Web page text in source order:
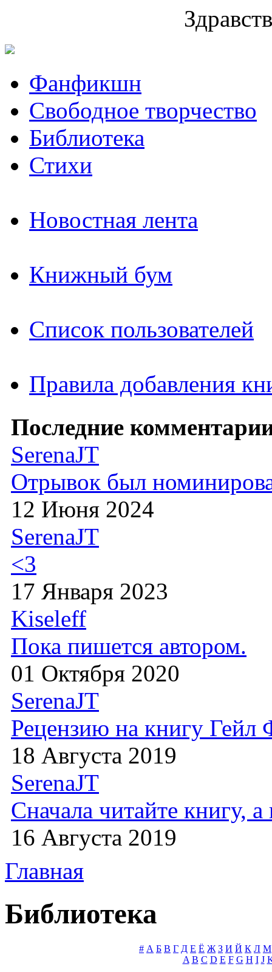
Фанфикшн
Свободное творчество
Библиотека
Стихи
Новостная лента
Книжный бум
Список пользователей
Правила добавления
Последние
SerenaJT
Отрывок был
12 Июня 2024
SerenaJT
<3
17 Января 2023
Kiseleff
Пока пишется автором.
01 Октября 2020
SerenaJT
Рецензию на книгу
18 Августа 2019
SerenaJT
Сначала читайте книгу,
16 Августа 2019
Главная
Библиотека
# А Б В Г Д Е Ё Ж З И Й К Л М
A B C D E F G H I J